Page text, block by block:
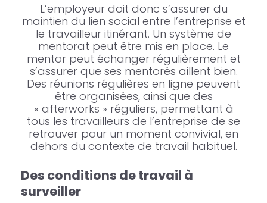
L’employeur doit donc s’assurer du
maintien du lien social entre l’entreprise et
le travailleur itinérant. Un système de
mentorat peut être mis en place. Le
mentor peut échanger régulièrement et
s’assurer que ses mentorés aillent bien.
Des réunions régulières en ligne peuvent
être organisées, ainsi que des
« afterworks » réguliers, permettant à
tous les travailleurs de l’entreprise de se
retrouver pour un moment convivial, en
dehors du contexte de travail habituel.
Des conditions de travail à
surveiller